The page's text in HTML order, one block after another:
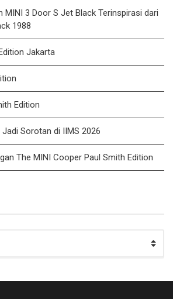
MINI 3 Door S Jet Black Terinspirasi dari
1988
Jakarta
Edition
Sorotan di IIMS 2026
The MINI Cooper Paul Smith Edition